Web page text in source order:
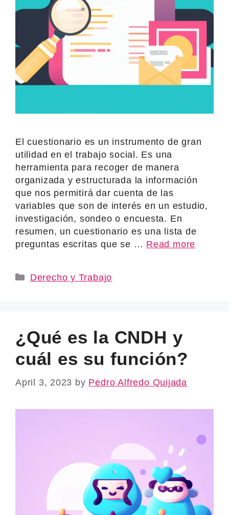
El cuestionario es un instrumento de gran
utilidad en el trabajo social. Es una
herramienta para recoger de manera
organizada y estructurada la información
que nos permitirá dar cuenta de las
variables que son de interés en un estudio,
investigación, sondeo o encuesta. En
resumen, un cuestionario es una lista de
preguntas escritas que se … Read more
Categories
Derecho y Trabajo
¿Qué es la CNDH y
cuál es su función?
April 3, 2023 by Pedro Alfredo Quijada